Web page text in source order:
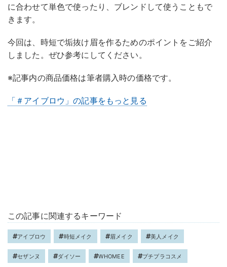
に合わせて単色で使ったり、ブレンドして使うこともで
きます。
今回は、時短で垢抜け眉を作るためのポイントをご紹介
しました。ぜひ参考にしてください。
※記事内の商品価格は筆者購入時の価格です。
「＃アイブロウ」の記事をもっと見る
この記事に関連するキーワード
アイブロウ 時短メイク 眉メイク 美人メイク
セザンヌ ダイソー WHOMEE プチプラコスメ